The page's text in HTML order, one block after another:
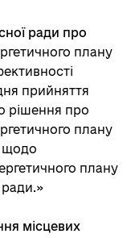
ради про
плану
прийняття
рішення про
плану
щодо
плану
ради.»
місцевих